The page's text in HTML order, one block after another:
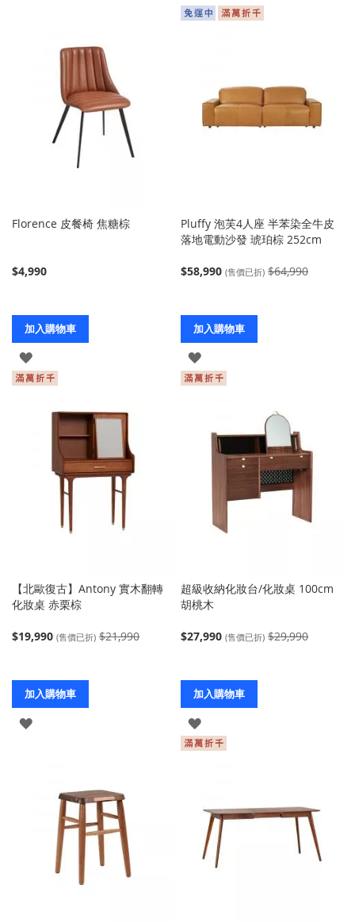
入
Florence 皮餐椅 焦糖棕
$4,990
加入購物車
登
入
Pluffy 泡芙4人座 半苯染全牛皮
落地電動沙發 琥珀棕 252cm
$58,990 (售價已折) $64,990
加入購物車
登
入
【北歐復古】Antony 實木翻轉
化妝桌 赤栗棕
$19,990 (售價已折) $21,990
加入購物車
登
超級收納化妝台/化妝桌 100cm
胡桃木
$27,990 (售價已折) $29,990
加入購物車
登
入